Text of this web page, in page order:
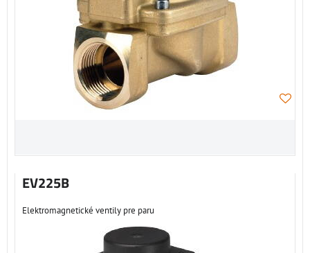
EV225B
Elektromagnetické ventily pre paru